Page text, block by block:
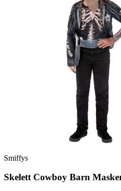
Smiffys
Skelett Cowboy Barn